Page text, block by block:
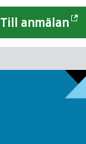
Till anmälan